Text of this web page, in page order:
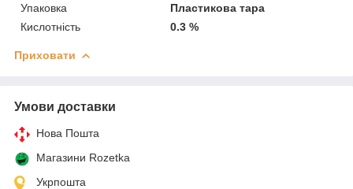
Упаковка
Пластикова тара
Кислотність
0.3 %
Приховати
Умови доставки
Нова Пошта
Магазини Rozetka
Укрпошта